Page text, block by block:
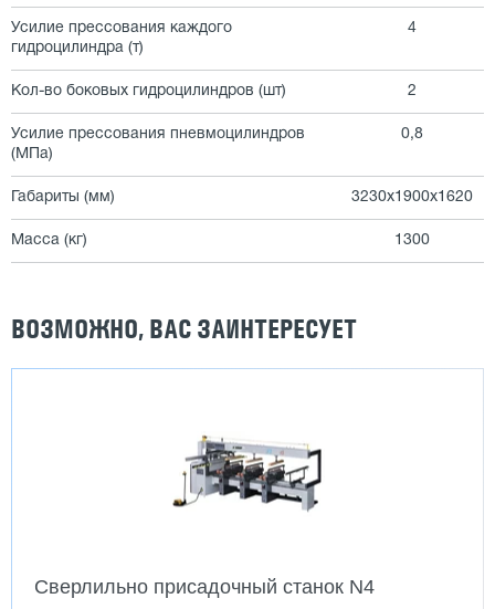
Усилие прессования каждого
гидроцилиндра (т)
4
Кол-во боковых гидроцилиндров (шт) 2
Усилие прессования пневмоцилиндров
(МПа)
0,8
Габариты (мм) 3230х1900х1620
Масса (кг) 1300
ВОЗМОЖНО, ВАС ЗАИНТЕРЕСУЕТ
Сверлильно присадочный станок N4